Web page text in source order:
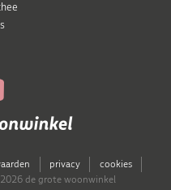
privacy
cookies
de grote woonwinkel